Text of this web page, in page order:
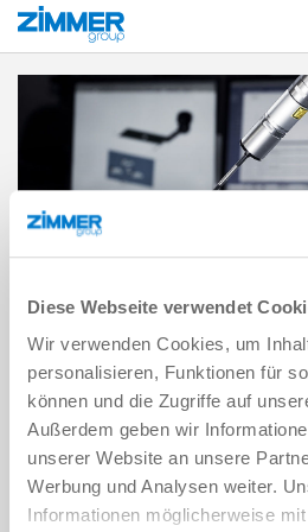
Diese Webseite verwendet
Wir verwenden Cookies, um
personalisieren, Funktionen für
können und die Zugriffe auf
Außerdem geben wir
unserer Website an unsere
Werbung und Analysen weiter.
Informationen möglicherweise
Inicio Empresa
Un esmerado diseño, materiales de
recubrimiento más moderno
eficiencia y una larga duración de
nuestros requisitos es ofrecerle la
productos y servicios.
Para ello, periódicamente
independientes la comprobación de